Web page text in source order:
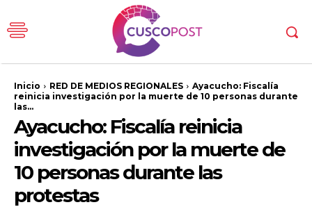
Inicio RED DE MEDIOS REGIONALES
Ayacucho: Fiscalía
reinicia investigación por la muerte de 10 personas durante
las...
Ayacucho: Fiscalía reinicia
investigación por la muerte de
10 personas durante las
protestas